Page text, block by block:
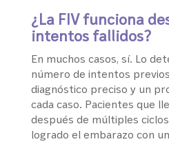
¿La FIV funciona
intentos fallidos?
En muchos casos, sí. Lo
número de intentos
diagnóstico preciso y un
cada caso. Pacientes que
después de múltiples
logrado el embarazo con